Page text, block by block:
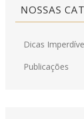
NOSSAS
Dicas
Publicações